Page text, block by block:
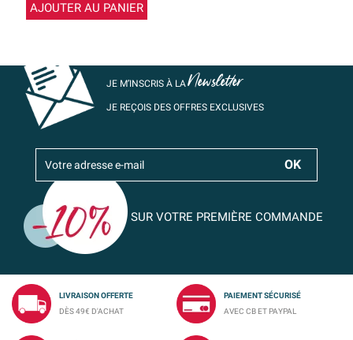
AJOUTER AU PANIER
JE M’INSCRIS À LANewsletter
JE REÇOIS DES OFFRES EXCLUSIVES
SUR VOTRE PREMIÈRE COMMANDE
LIVRAISON OFFERTE
DÈS 49€ D'ACHAT
PAIEMENT SÉCURISÉ
AVEC CB ET PAYPAL